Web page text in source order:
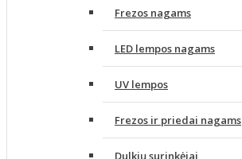
Frezos nagams
LED lempos nagams
UV lempos
Frezos ir priedai nagams
Dulkių surinkėjai